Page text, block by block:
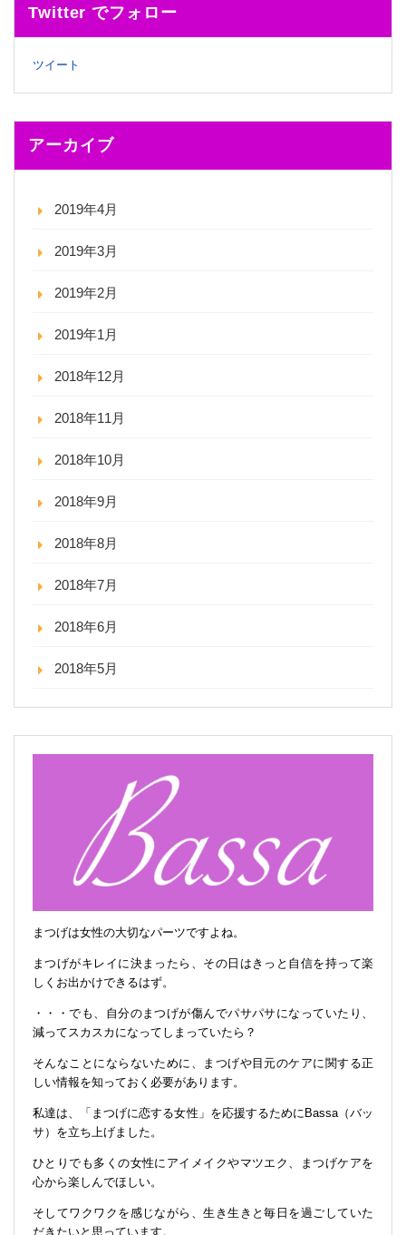
Twitter でフォロー
ツイート
アーカイブ
2019年4月
2019年3月
2019年2月
2019年1月
2018年12月
2018年11月
2018年10月
2018年9月
2018年8月
2018年7月
2018年6月
2018年5月
まつげは女性の大切なパーツですよね。
まつげがキレイに決まったら、その日はきっと自信を持って楽
しくお出かけできるはず。
・・・でも、自分のまつげが傷んでパサパサになっていたり、
減ってスカスカになってしまっていたら？
そんなことにならないために、まつげや目元のケアに関する正
しい情報を知っておく必要があります。
私達は、「まつげに恋する女性」を応援するためにBassa（バッ
サ）を立ち上げました。
ひとりでも多くの女性にアイメイクやマツエク、まつげケアを
心から楽しんでほしい。
そしてワクワクを感じながら、生き生きと毎日を過ごしていた
だきたいと思っています。